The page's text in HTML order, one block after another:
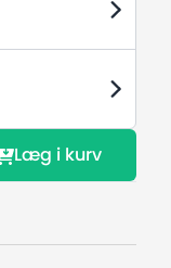
Læg i kurv